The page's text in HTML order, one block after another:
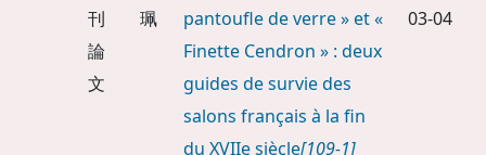
刊
論
文
珮
pantoufle de verre » et «
Finette Cendron » : deux
guides de survie des
salons français à la fin
du XVIIe siècle[109-1]
03-04